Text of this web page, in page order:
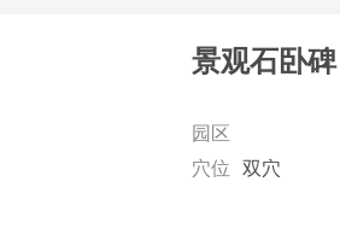
景观石卧碑
园区
穴位 双穴